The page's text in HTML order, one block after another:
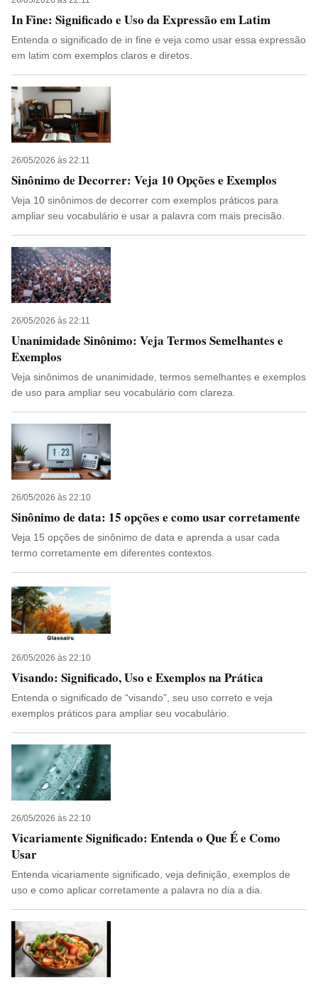
In Fine: Significado e Uso da Expressão em Latim
Entenda o significado de in fine e veja como usar essa expressão
em latim com exemplos claros e diretos.
26/05/2026 às 22:11
Sinônimo de Decorrer: Veja 10 Opções e Exemplos
Veja 10 sinônimos de decorrer com exemplos práticos para
ampliar seu vocabulário e usar a palavra com mais precisão.
26/05/2026 às 22:11
Unanimidade Sinônimo: Veja Termos Semelhantes e
Exemplos
Veja sinônimos de unanimidade, termos semelhantes e exemplos
de uso para ampliar seu vocabulário com clareza.
26/05/2026 às 22:10
Sinônimo de data: 15 opções e como usar corretamente
Veja 15 opções de sinônimo de data e aprenda a usar cada
termo corretamente em diferentes contextos.
26/05/2026 às 22:10
Visando: Significado, Uso e Exemplos na Prática
Entenda o significado de “visando”, seu uso correto e veja
exemplos práticos para ampliar seu vocabulário.
26/05/2026 às 22:10
Vicariamente Significado: Entenda o Que É e Como
Usar
Entenda vicariamente significado, veja definição, exemplos de
uso e como aplicar corretamente a palavra no dia a dia.